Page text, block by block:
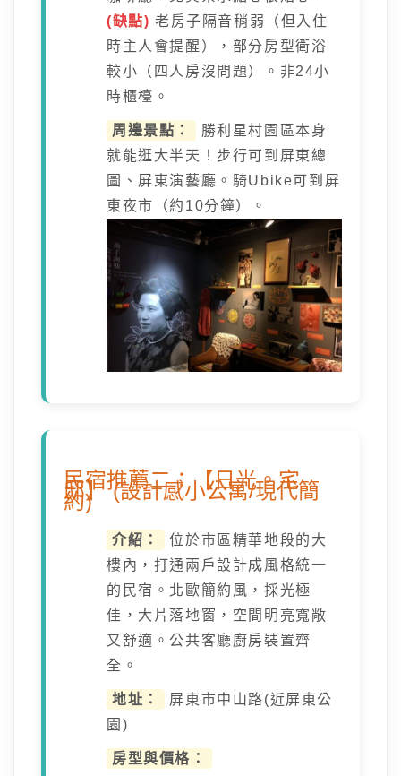
(缺點) 老房子隔音稍弱（但入住
時主人會提醒），部分房型衛浴
較小（四人房沒問題）。非24小
時櫃檯。
周邊景點：
勝利星村園區本身
就能逛大半天！步行可到屏東總
圖、屏東演藝廳。騎Ubike可到屏
東夜市（約10分鐘）。
民宿推薦二：【日光。宅
邸】 (設計感小公寓/現代簡
約)
介紹：
位於市區精華地段的大
樓內，打通兩戶設計成風格統一
的民宿。北歐簡約風，採光極
佳，大片落地窗，空間明亮寬敞
又舒適。公共客廳廚房裝置齊
全。
地址：
屏東市中山路(近屏東公
園)
房型與價格：